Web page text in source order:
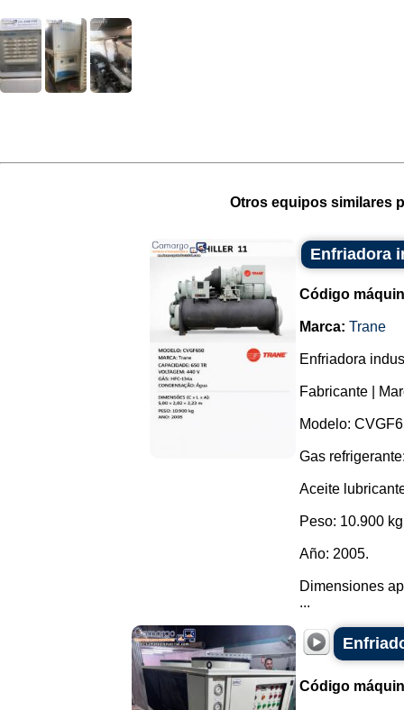
Otros equipos similares
Enfriadora
Código
Marca: Trane
Enfriadora
Fabricante |
Modelo:
Gas
Aceite
Peso: 10.900
Año: 2005.
Dimensiones
...
Código